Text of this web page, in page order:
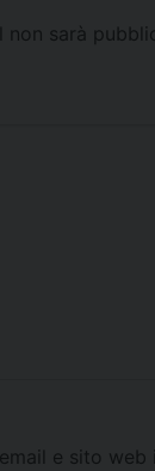
non sarà
e sito